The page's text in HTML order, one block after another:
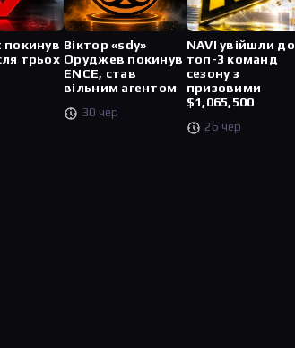
покинув
трьох
Віктор «sdy»
Оруджев покинув
ENCE, став
вільним агентом
30 чер
NAVI увійшли до
топ-3 команд
сезону з
призовими
$1,065,500
26 чер